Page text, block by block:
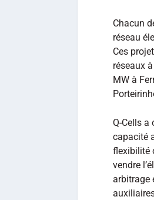
Chacun
réseau
Ces
réseaux
MW à
Q-Cells a
capacité
flexibilité
vendre
arbitrage